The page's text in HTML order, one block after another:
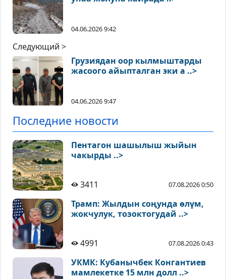
04.06.2026 9:42
Следующий >
Грузиядан оор кылмыштарды
жасоого айыпталган эки а ..>
04.06.2026 9:47
Последние новости
Пентагон шашылыш жыйын
чакырды ..>
3411 07.08.2026 0:50
Трамп: Жылдын соңунда өлүм,
жокчулук, тозоктогудай ..>
4991 07.08.2026 0:43
УКМК: Кубанычбек Конгантиев
мамлекетке 15 млн долл ..>